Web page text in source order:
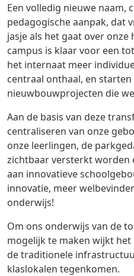
Een volledig nieuwe naam,
pedagogische aanpak, dat
jasje als het gaat over
campus is klaar voor een
het internaat meer
centraal onthaal, en
nieuwbouwprojecten die
Aan de basis van deze
centraliseren van onze
onze leerlingen, de
zichtbaar versterkt worden
aan innovatieve
innovatie, meer
onderwijs!
Om ons onderwijs van de
mogelijk te maken wijkt
de traditionele
klaslokalen tegenkomen.